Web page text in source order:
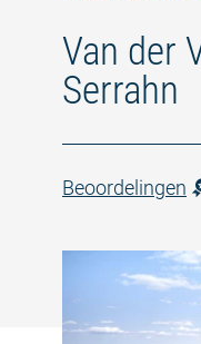
Van der
Serrahn
Beoordelingen